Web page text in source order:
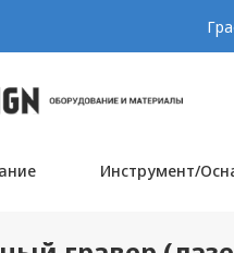
Инструмент/